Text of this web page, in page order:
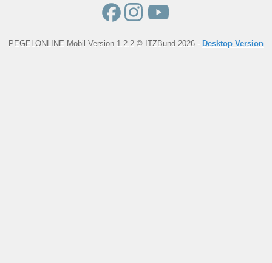
PEGELONLINE Mobil Version 1.2.2 © ITZBund 2026 - Desktop Version